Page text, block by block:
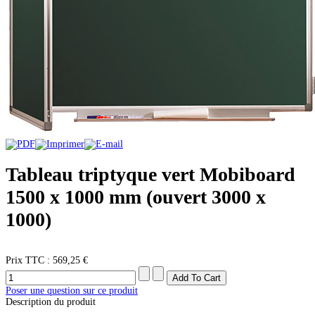
Tableau triptyque vert Mobiboard
1500 x 1000 mm (ouvert 3000 x
1000)
Prix ​​TTC : 569,25 €
Poser une question sur ce produit
Description du produit